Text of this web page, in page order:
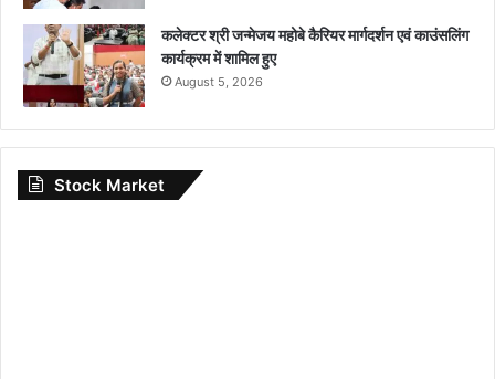
कलेक्टर श्री जन्मेजय महोबे कैरियर मार्गदर्शन एवं काउंसलिंग
कार्यक्रम में शामिल हुए
August 5, 2026
Stock Market